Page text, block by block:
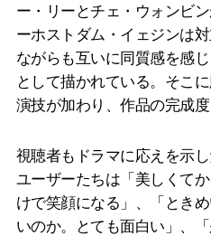
ー・リーとチェ・ウォンビ
ーホストダム・イェジンは
ながらも互いに同質感を感
として描かれている。そこ
演技が加わり、作品の完成度
視聴者もドラマに応えを示
ユーザーたちは「美しくて
けで笑顔になる」、「とき
いのか。とても面白い」、